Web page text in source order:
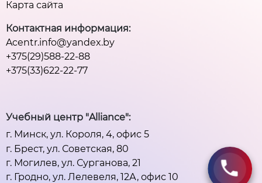
Карта сайта
Контактная информация:
Acentr.info@yandex.by
+375(29)588-22-88
+375(33)622-22-77
Учебный центр "Alliance":
г. Минск, ул. Короля, 4, офис 5
г. Брест, ул. Советская, 80
г. Могилев, ул. Сурганова, 21
г. Гродно, ул. Лелевеля, 12А, офис 10